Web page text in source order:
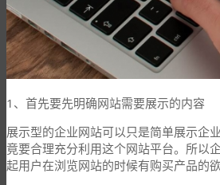
1、首先要先明确网站需要展示的内容
展示型的企业网站可以只是简单展示企
竟要合理充分利用这个网站平台。所以
起用户在浏览网站的时候有购买产品的